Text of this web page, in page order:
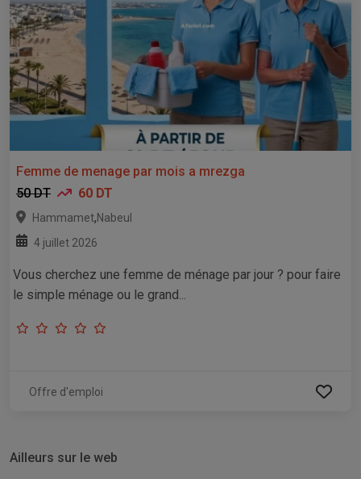
Femme de menage par mois a mrezga
50 DT
60 DT
Hammamet,Nabeul
4 juillet 2026
Vous cherchez une femme de ménage par jour ? pour faire
le simple ménage ou le grand...
Offre d'emploi
Ailleurs sur le web